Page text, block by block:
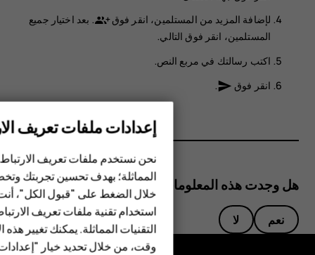
الهواتف الذكية
الهواتف المميزة
الأكسسوارات
HMD Terra M
لإضافة المزيد من المستلمين، انقر فوق
. بعد اختيار جميع
المستلمين، انقر فوق التالي.
اكتب رسالتك في مربع النص.
انقر فوق send
.
هل وجدت هذه المعلومات مفيدة؟
نعم لا
إعدادات ملفات تعريف
نحن نستخدم ملفات تعريف
المماثلة؛ بهدف تحسين تجربتك
خلال الضغط على "قبول الكل"،
استخدام تقنية ملفات تعريف
التقنيات المماثلة. يمكنك تغيير
وقت، من خلال تحديد خيار